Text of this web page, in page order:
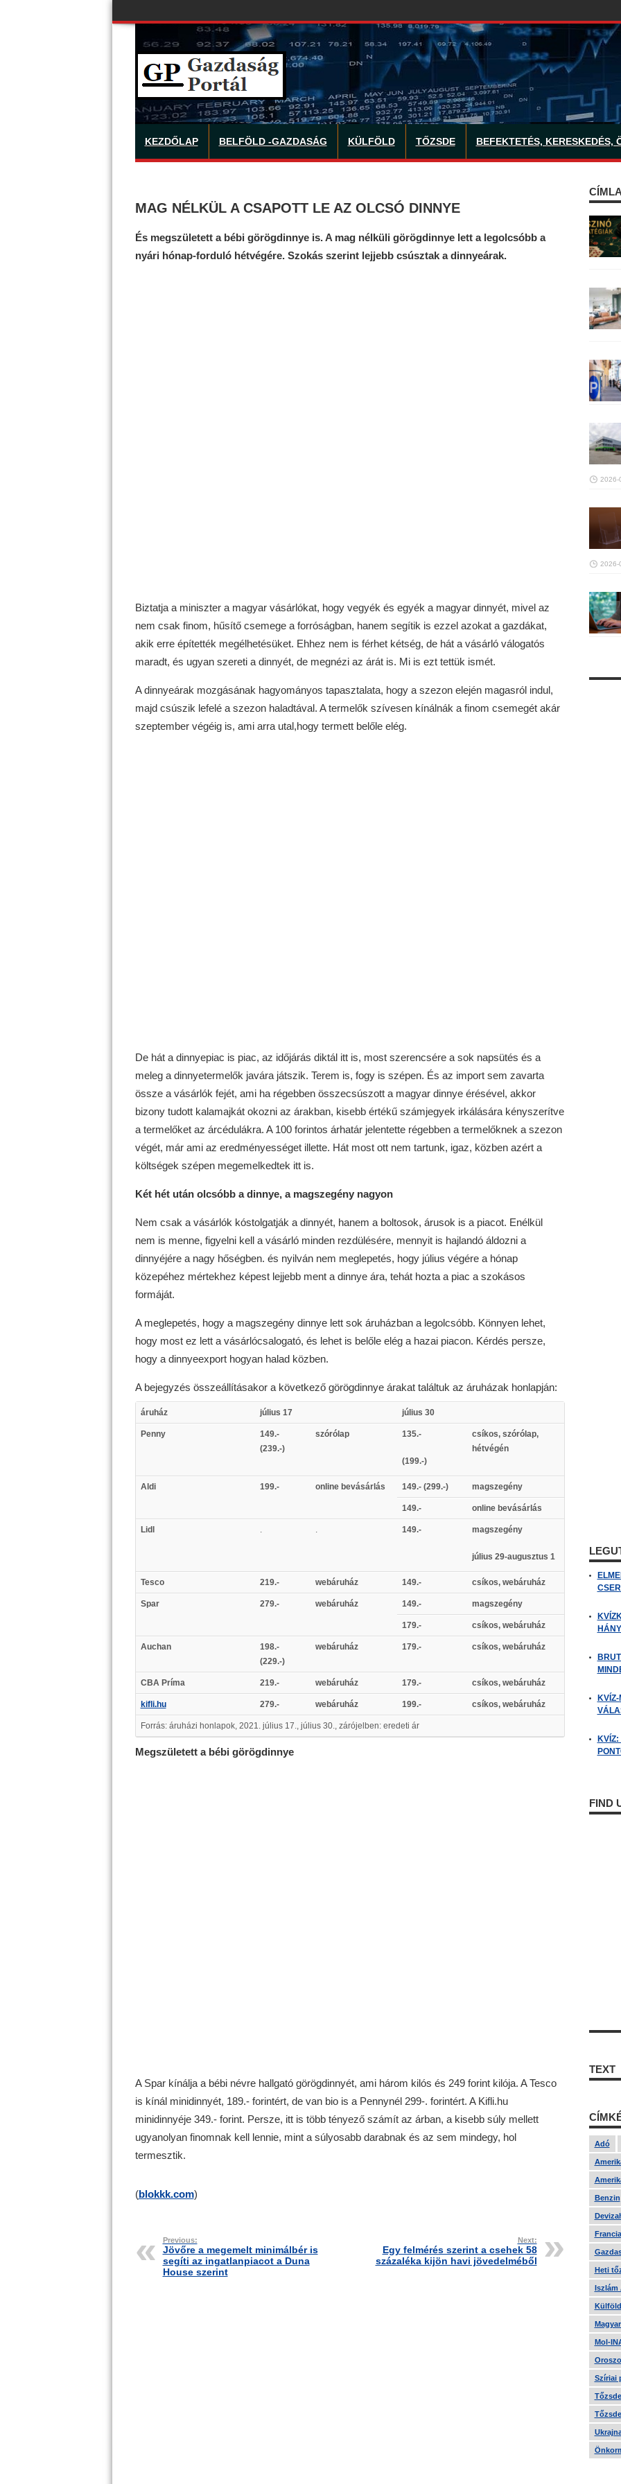
KEZDŐLAP BELFÖLD -GAZDASÁG KÜLFÖLD TŐZSDE BEFEKTETÉS, KERESKEDÉS,
MAG NÉLKÜL A CSAPOTT LE AZ OLCSÓ DINNYE
És megszületett a bébi görögdinnye is. A mag nélküli görögdinnye lett a legolcsóbb a
nyári hónap-forduló hétvégére. Szokás szerint lejjebb csúsztak a dinnyeárak.
Biztatja a miniszter a magyar vásárlókat, hogy vegyék és egyék a magyar dinnyét, mivel az
nem csak finom, hűsítő csemege a forróságban, hanem segítik is ezzel azokat a gazdákat,
akik erre építették megélhetésüket. Ehhez nem is férhet kétség, de hát a vásárló válogatós
maradt, és ugyan szereti a dinnyét, de megnézi az árát is. Mi is ezt tettük ismét.
A dinnyeárak mozgásának hagyományos tapasztalata, hogy a szezon elején magasról indul,
majd csúszik lefelé a szezon haladtával. A termelők szívesen kínálnák a finom csemegét akár
szeptember végéig is, ami arra utal,hogy termett belőle elég.
De hát a dinnyepiac is piac, az időjárás diktál itt is, most szerencsére a sok napsütés és a
meleg a dinnyetermelők javára játszik. Terem is, fogy is szépen. És az import sem zavarta
össze a vásárlók fejét, ami ha régebben összecsúszott a magyar dinnye érésével, akkor
bizony tudott kalamajkát okozni az árakban, kisebb értékű számjegyek irkálására kényszerítve
a termelőket az árcédulákra. A 100 forintos árhatár jelentette régebben a termelőknek a szezon
végét, már ami az eredményességet illette. Hát most ott nem tartunk, igaz, közben azért a
költségek szépen megemelkedtek itt is.
Két hét után olcsóbb a dinnye, a magszegény nagyon
Nem csak a vásárlók kóstolgatják a dinnyét, hanem a boltosok, árusok is a piacot. Enélkül
nem is menne, figyelni kell a vásárló minden rezdülésére, mennyit is hajlandó áldozni a
dinnyéjére a nagy hőségben. és nyilván nem meglepetés, hogy július végére a hónap
közepéhez mértekhez képest lejjebb ment a dinnye ára, tehát hozta a piac a szokásos
formáját.
A meglepetés, hogy a magszegény dinnye lett sok áruházban a legolcsóbb. Könnyen lehet,
hogy most ez lett a vásárlócsalogató, és lehet is belőle elég a hazai piacon. Kérdés persze,
hogy a dinnyeexport hogyan halad közben.
A bejegyzés összeállításakor a következő görögdinnye árakat találtuk az áruházak honlapján:
áruház július 17 július 30
Penny
149.-
(239.-)
szórólap 135.-
(199.-)
csíkos, szórólap,
hétvégén
Aldi 199.- online bevásárlás 149.- (299.-) magszegény
149.- online bevásárlás
Lidl . . 149.- magszegény
július 29-augusztus 1
Tesco 219.- webáruház 149.- csíkos, webáruház
Spar 279.- webáruház 149.- magszegény
179.- csíkos, webáruház
Auchan
198.-
(229.-)
webáruház 179.- csíkos, webáruház
CBA Príma 219.- webáruház 179.- csíkos, webáruház
kifli.hu 279.- webáruház 199.- csíkos, webáruház
Forrás: áruházi honlapok, 2021. július 17., július 30., zárójelben: eredeti ár
Megszületett a bébi görögdinnye
A Spar kínálja a bébi névre hallgató görögdinnyét, ami három kilós és 249 forint kilója. A Tesco
is kínál minidinnyét, 189.- forintért, de van bio is a Pennynél 299-. forintért. A Kifli.hu
minidinnyéje 349.- forint. Persze, itt is több tényező számít az árban, a kisebb súly mellett
ugyanolyan finomnak kell lennie, mint a súlyosabb darabnak és az sem mindegy, hol
termesztik.
(blokkk.com)
Previous:
Jövőre a megemelt minimálbér is
segíti az ingatlanpiacot a Duna
House szerint
Next:
Egy felmérés szerint a csehek 58
százaléka kijön havi jövedelméből
2026-
2026-
FIND
TEXT
Adó
Benzin
Heti
Iszlám
Mol-
Szíriai